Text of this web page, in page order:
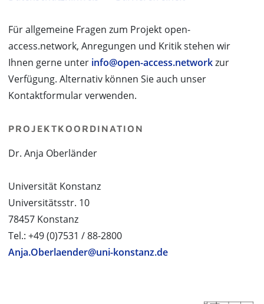
Für allgemeine Fragen zum Projekt open-
access.network, Anregungen und Kritik stehen wir
Ihnen gerne unter info@open-access.networkzur
Verfügung. Alternativ können Sie auch unser
Kontaktformular verwenden.
PROJEKTKOORDINATION
Dr. Anja Oberländer
Universität Konstanz
Universitätsstr. 10
78457 Konstanz
Tel.: +49 (0)7531 / 88-2800
Anja.Oberlaender@uni-konstanz.de